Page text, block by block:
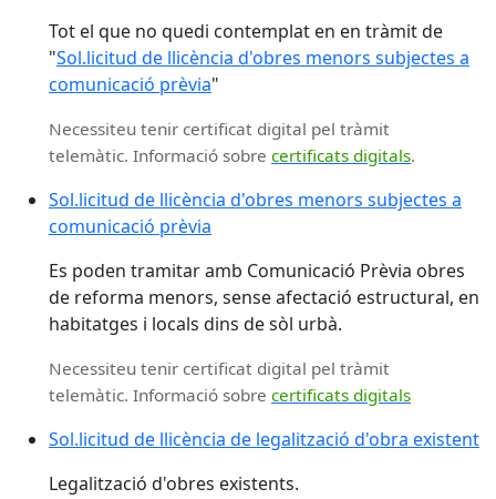
Tot el que no quedi contemplat en en tràmit de
"Sol.licitud de llicència d'obres menors subjectes a
comunicació prèvia"
Necessiteu tenir certificat digital pel tràmit
telemàtic. Informació sobre certificats digitals.
Sol.licitud de llicència d'obres menors subjectes a
comunicació prèvia
Es poden tramitar amb Comunicació Prèvia obres
de reforma menors, sense afectació estructural, en
habitatges i locals dins de sòl urbà.
Necessiteu tenir certificat digital pel tràmit
telemàtic. Informació sobre certificats digitals
Sol.licitud de llicència de legalització d'obra existent
Legalització d'obres existents.